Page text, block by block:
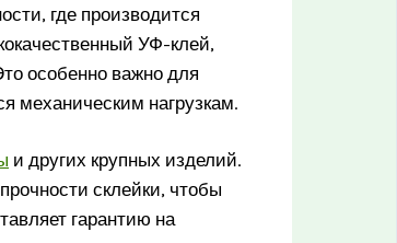
где производится
УФ-клей,
особенно важно для
механическим нагрузкам.
и других крупных изделий.
склейки, чтобы
гарантию на